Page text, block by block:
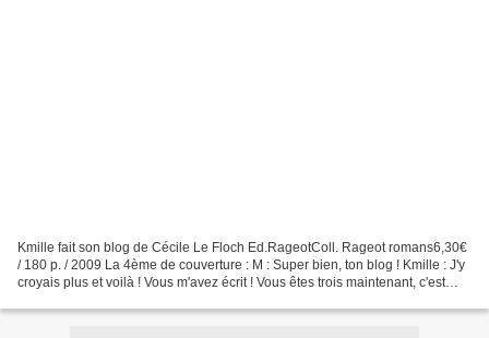
Kmille fait son blog de Cécile Le Floch Ed.RageotColl. Rageot romans6,30€
/ 180 p. / 2009 La 4ème de couverture : M : Super bien, ton blog ! Kmille : J'y
croyais plus et voilà ! Vous m'avez écrit ! Vous êtes trois maintenant, c'est